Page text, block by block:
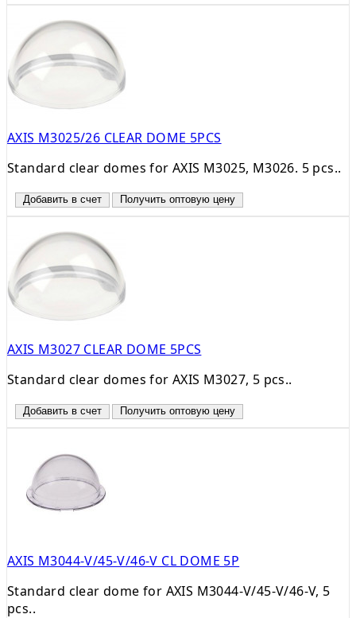
AXIS M3025/26 CLEAR DOME 5PCS
Standard clear domes for AXIS M3025, M3026. 5 pcs..
Добавить в счет Получить оптовую цену
AXIS M3027 CLEAR DOME 5PCS
Standard clear domes for AXIS M3027, 5 pcs..
Добавить в счет Получить оптовую цену
AXIS M3044-V/45-V/46-V CL DOME 5P
Standard clear dome for AXIS M3044-V/45-V/46-V, 5
pcs..